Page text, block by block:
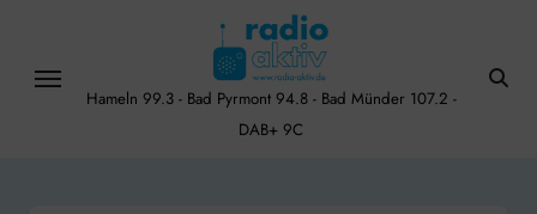
content
Hameln 99.3 - Bad Pyrmont 94.8 - Bad Münder 107.2 -
DAB+ 9C